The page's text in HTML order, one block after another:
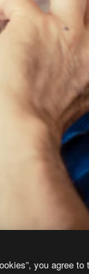
you agree